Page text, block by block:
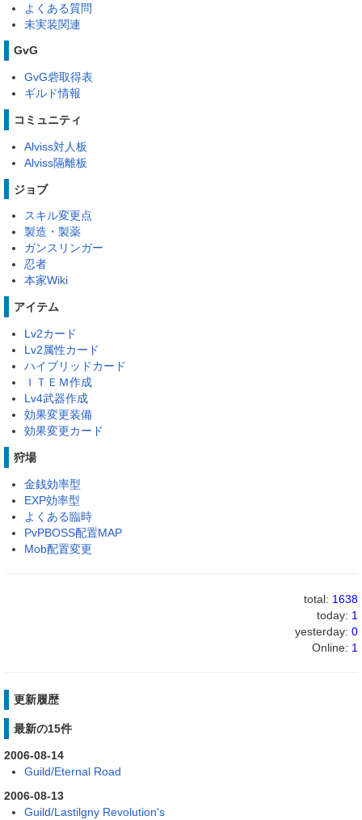
よくある質問
未実装関連
GvG
GvG砦取得表
ギルド情報
コミュニティ
Alviss対人板
Alviss隔離板
ジョブ
スキル変更点
製造・製薬
ガンスリンガー
忍者
本家Wiki
アイテム
Lv2カード
Lv2属性カード
ハイブリッドカード
ＩＴＥＭ作成
Lv4武器作成
効果変更装備
効果変更カード
狩場
金銭効率型
EXP効率型
よくある臨時
PvPBOSS配置MAP
Mob配置変更
total: 1638
today: 1
yesterday: 0
Online: 1
更新履歴
最新の15件
2006-08-14
Guild/Eternal Road
2006-08-13
Guild/Lastilgny Revolution's